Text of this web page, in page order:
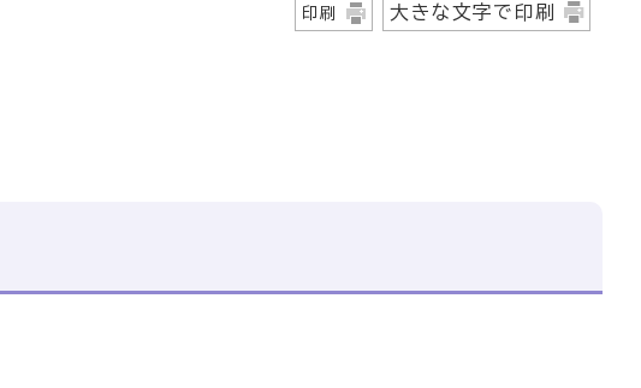
印刷 大きな文字で印刷